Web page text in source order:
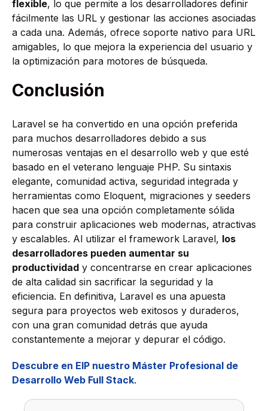
flexible, lo que permite a los desarrolladores definir
fácilmente las URL y gestionar las acciones asociadas
a cada una. Además, ofrece soporte nativo para URL
amigables, lo que mejora la experiencia del usuario y
la optimización para motores de búsqueda.
Conclusión
Laravel se ha convertido en una opción preferida
para muchos desarrolladores debido a sus
numerosas ventajas en el desarrollo web y que esté
basado en el veterano lenguaje PHP. Su sintaxis
elegante, comunidad activa, seguridad integrada y
herramientas como Eloquent, migraciones y seeders
hacen que sea una opción completamente sólida
para construir aplicaciones web modernas, atractivas
y escalables. Al utilizar el framework Laravel, los
desarrolladores pueden aumentar su
productividad y concentrarse en crear aplicaciones
de alta calidad sin sacrificar la seguridad y la
eficiencia. En definitiva, Laravel es una apuesta
segura para proyectos web exitosos y duraderos,
con una gran comunidad detrás que ayuda
constantemente a mejorar y depurar el código.
Descubre en EIP nuestro Máster Profesional de
Desarrollo Web Full Stack.